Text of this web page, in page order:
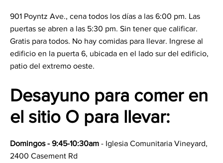
901 Poyntz Ave., cena todos los días a las 6:00 pm. Las
puertas se abren a las 5:30 pm. Sin tener que calificar.
Gratis para todos. No hay comidas para llevar. Ingrese al
edificio en la puerta 6, ubicada en el lado sur del edificio,
patio del extremo oeste.
Desayuno para comer en
el sitio O para llevar:
Domingos - 9:45-10:30am- Iglesia Comunitaria Vineyard,
2400 Casement Rd